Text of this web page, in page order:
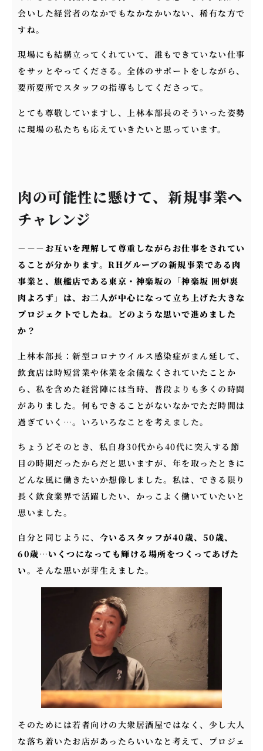
会いした経営者のなかでもなかなかいない、稀有な方で
すね。
現場にも結構立ってくれていて、誰もできていない仕事
をサッとやってくださる。全体のサポートをしながら、
要所要所でスタッフの指導もしてくださって。
とても尊敬していますし、上林本部長のそういった姿勢
に現場の私たちも応えていきたいと思っています。
肉の可能性に懸けて、新規事業へ
チャレンジ
－－－お互いを理解して尊重しながらお仕事をされてい
ることが分かります。RHグループの新規事業である肉
事業と、旗艦店である東京・神楽坂の「神楽坂 囲炉裏
肉よろず」は、お二人が中心になって立ち上げた大きな
プロジェクトでしたね。どのような思いで進めました
か？
上林本部長：新型コロナウイルス感染症がまん延して、
飲食店は時短営業や休業を余儀なくされていたことか
ら、私を含めた経営陣には当時、普段よりも多くの時間
がありました。何もできることがないなかでただ時間は
過ぎていく…。いろいろなことを考えました。
ちょうどそのとき、私自身30代から40代に突入する節
目の時期だったからだと思いますが、年を取ったときに
どんな風に働きたいか想像しました。私は、できる限り
長く飲食業界で活躍したい、かっこよく働いていたいと
思いました。
自分と同じように、 今いるスタッフが40歳、50歳、
60歳…いくつになっても輝ける場所をつくってあげた
い。 そんな思いが芽生えました。
そのためには若者向けの大衆居酒屋ではなく、少し大人
な落ち着いたお店があったらいいなと考えて、プロジェ